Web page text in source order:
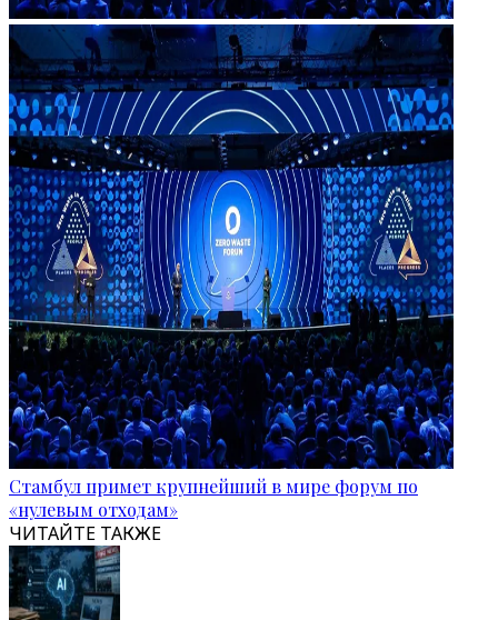
Стамбул примет крупнейший в мире форум по
«нулевым отходам»
ЧИТАЙТЕ ТАКЖЕ